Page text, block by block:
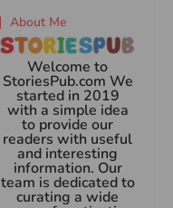
About Me
Welcome to
StoriesPub.com We
started in 2019
with a simple idea
to provide our
readers with useful
and interesting
information. Our
team is dedicated to
curating a wide